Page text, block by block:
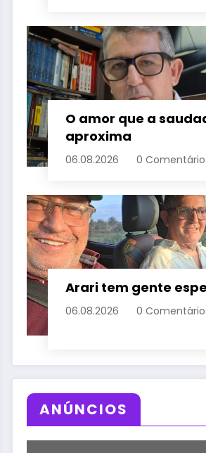
O amor que a
aproxima
06.08.2026 0
Arari tem gente
06.08.2026 0
ANÚNCIOS